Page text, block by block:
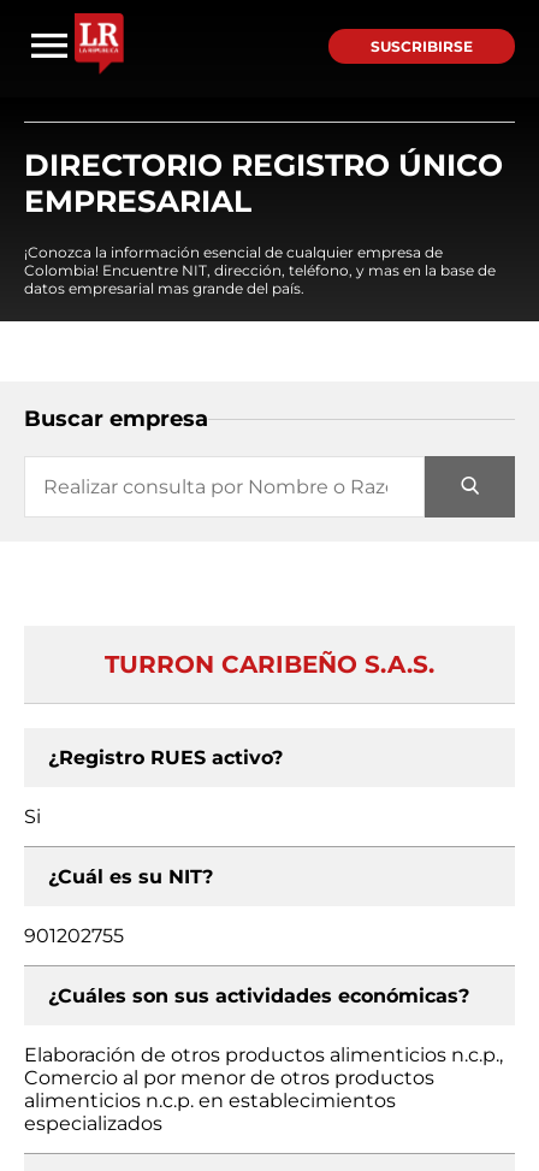
SUSCRIBIRSE
DIRECTORIO REGISTRO ÚNICO
EMPRESARIAL
¡Conozca la información esencial de cualquier empresa de
Colombia! Encuentre NIT, dirección, teléfono, y mas en la base de
datos empresarial mas grande del país.
Buscar empresa
TURRON CARIBEÑO S.A.S.
¿Registro RUES activo?
Si
¿Cuál es su NIT?
901202755
¿Cuáles son sus actividades económicas?
Elaboración de otros productos alimenticios n.c.p.,
Comercio al por menor de otros productos
alimenticios n.c.p. en establecimientos
especializados